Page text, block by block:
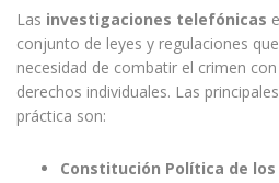
Las investigaciones telefónicas
conjunto de leyes y regulaciones
necesidad de combatir el crimen
derechos individuales. Las
práctica son:
Constitución Política de los